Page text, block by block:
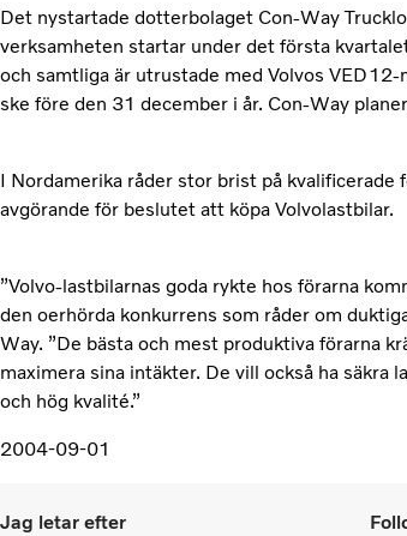
Det nystartade dotterbolaget Con-Way
verksamheten startar under det första
och samtliga är utrustade med Volvos
ske före den 31 december i år. Con-Way
I Nordamerika råder stor brist på
avgörande för beslutet att köpa Volvolastbilar.
”Volvo-lastbilarnas goda rykte hos förarna
den oerhörda konkurrens som råder om
Way. ”De bästa och mest produktiva förarna
maximera sina intäkter. De vill också ha säkra
och hög kvalité.”
2004-09-01
Jag letar efter